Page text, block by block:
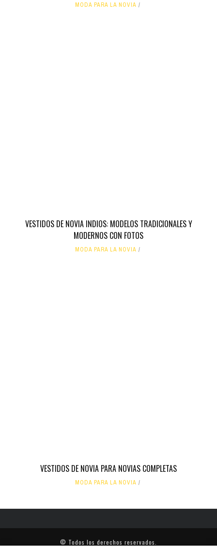
MODA PARA LA NOVIA
VESTIDOS DE NOVIA INDIOS: MODELOS TRADICIONALES Y
MODERNOS CON FOTOS
MODA PARA LA NOVIA
VESTIDOS DE NOVIA PARA NOVIAS COMPLETAS
MODA PARA LA NOVIA
© Todos los derechos reservados.